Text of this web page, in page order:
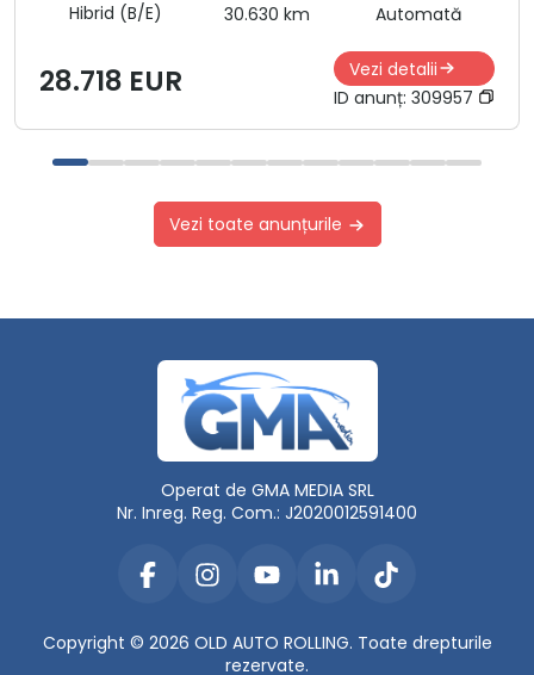
Hibrid (B/E) 30.630 km Automată
28.718 EUR
Vezi detalii
ID anunț: 309957
Vezi toate anunțurile
Operat de GMA MEDIA SRL
Nr. Inreg. Reg. Com.: J2020012591400
Copyright © 2026 OLD AUTO ROLLING. Toate drepturile
rezervate.